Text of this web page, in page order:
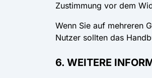
Zustimmung vor dem
Wenn Sie auf mehreren
Nutzer sollten das
6. WEITERE